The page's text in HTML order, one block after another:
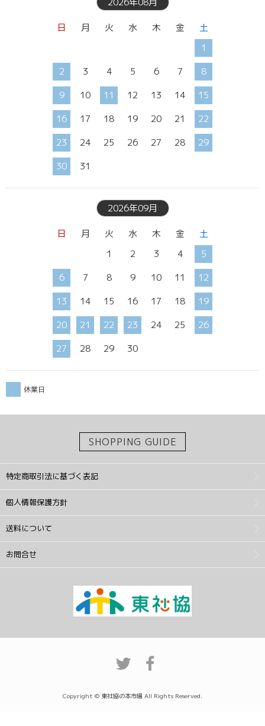
日 月 火 水 木 金
土
1
2
3 4 5 6 7
8
9
10 11 12 13 14
15
16
17 18 19 20 21
22
23
24 25 26 27 28
29
30
31
2026年09月
日 月 火 水 木 金
土
1
2 3 4
5
6
7 8 9 10 11
12
13
14 15 16 17 18
19
20
21 22 23 24 25
26
27
28 29 30
休業日
SHOPPING GUIDE
特定商取引法に基づく表記
個人情報保護方針
送料について
お問合せ
Copyright © 東社協の本市場 All Rights Reserved.